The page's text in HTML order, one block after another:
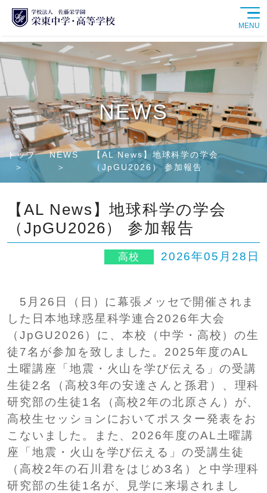
MENU
中学校問い合わせ
高校問い合わせ
学校紹介
中学校
高等学校
学校生活
進路情報
入試情報
NEWS
トップ NEWS
【AL News】地球科学の学会
（JpGU2026） 参加報告
【AL News】地球科学の学会
（JpGU2026） 参加報告
高校 2026年05月28日
5月26日（日）に幕張メッセで開催されま
した日本地球惑星科学連合2026年大会
（JpGU2026）に、本校（中学・高校）の生
徒7名が参加を致しました。2025年度のAL
土曜講座「地震・火山を学び伝える」の受講
生徒2名（高校3年の安達さんと孫君）、理科
研究部の生徒1名（高校2年の北原さん）が、
高校生セッションにおいてポスター発表をお
こないました。また、2026年度のAL土曜講
座「地震・火山を学び伝える」の受講生徒
（高校2年の石川君をはじめ3名）と中学理科
研究部の生徒1名が、見学に来場されまし